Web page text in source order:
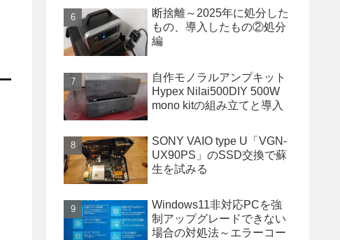
断捨離～2025年に処分した
もの、導入したもの②処分
編
自作モノラルアンプキット
Hypex Nilai500DIY 500W
mono kitの組み立てと導入
SONY VAIO type U「VGN-
UX90PS」のSSD交換で蘇
生を試みる
Windows11非対応PCを強
制アップグレードできない
場合の対処法～エラーコー